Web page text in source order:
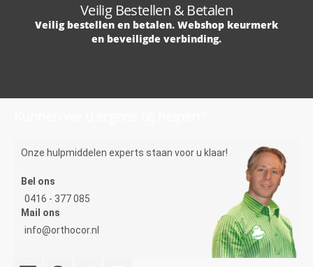
Veilig Bestellen & Betalen
Veilig bestellen en betalen. Webshop keurmerk
en beveiligde verbinding.
Onze hulpmiddelen experts staan voor u klaar!
Bel ons
0416 - 377 085
Mail ons
info@orthocor.nl